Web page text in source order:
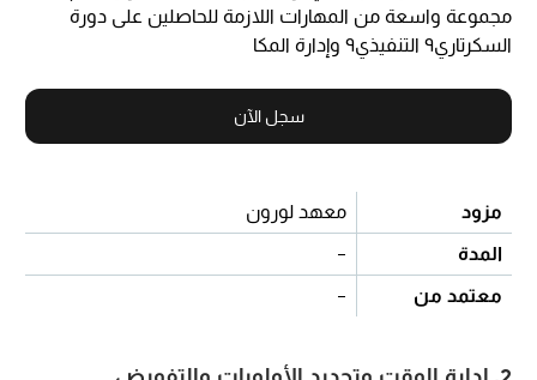
مجموعة واسعة من المهارات اللازمة للحاصلين على دورة
السكرتاري٩ التنفيذي٩ وإدارة المكا
سجل الآن
مزود
معهد لورون
المدة
-
معتمد من
-